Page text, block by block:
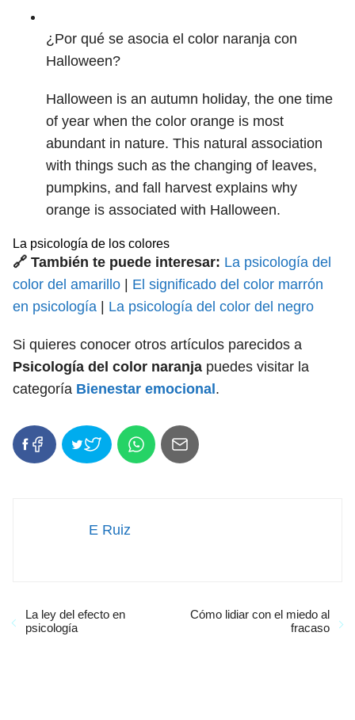
¿Por qué se asocia el color naranja con
Halloween?
Halloween is an autumn holiday, the one time
of year when the color orange is most
abundant in nature. This natural association
with things such as the changing of leaves,
pumpkins, and fall harvest explains why
orange is associated with Halloween.
La psicología de los colores
🔗 También te puede interesar: La psicología del
color del amarillo
El significado del color marrón
en psicología
La psicología del color del negro
Si quieres conocer otros artículos parecidos a
Psicología del color naranja puedes visitar la
categoría Bienestar emocional .
E Ruiz
La ley del efecto en
psicología
Cómo lidiar con el miedo al
fracaso